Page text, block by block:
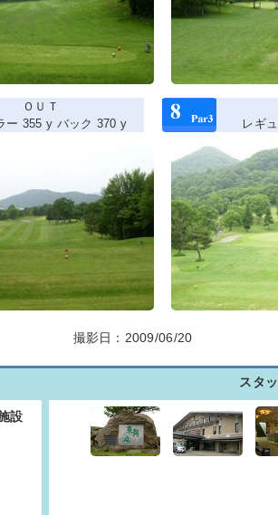
ＯＵＴ
ー 355 y バック 370 y
レギ
撮影日：2009/06/20
スタ
設